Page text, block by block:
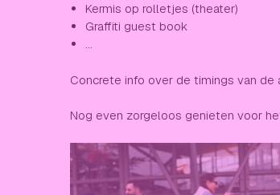
Kermis op rolletjes (theater)
Graffiti guest book
...
Concrete info over de timings van
Nog even zorgeloos genieten voor